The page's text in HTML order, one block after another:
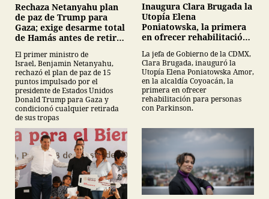
Rechaza Netanyahu plan
de paz de Trump para
Gaza; exige desarme total
de Hamás antes de retirar
El primer ministro de
Israel, Benjamin Netanyahu,
rechazó el plan de paz de 15
puntos impulsado por el
presidente de Estados Unidos
Donald Trump para Gaza y
condicionó cualquier retirada
de sus tropas
Inaugura Clara Brugada la
Utopía Elena
Poniatowska, la primera
en ofrecer rehabilitación
Parkinson
La jefa de Gobierno de la CDMX,
Clara Brugada, inauguró la
Utopía Elena Poniatowska Amor,
en la alcaldía Coyoacán, la
primera en ofrecer
rehabilitación para personas
con Parkinson.